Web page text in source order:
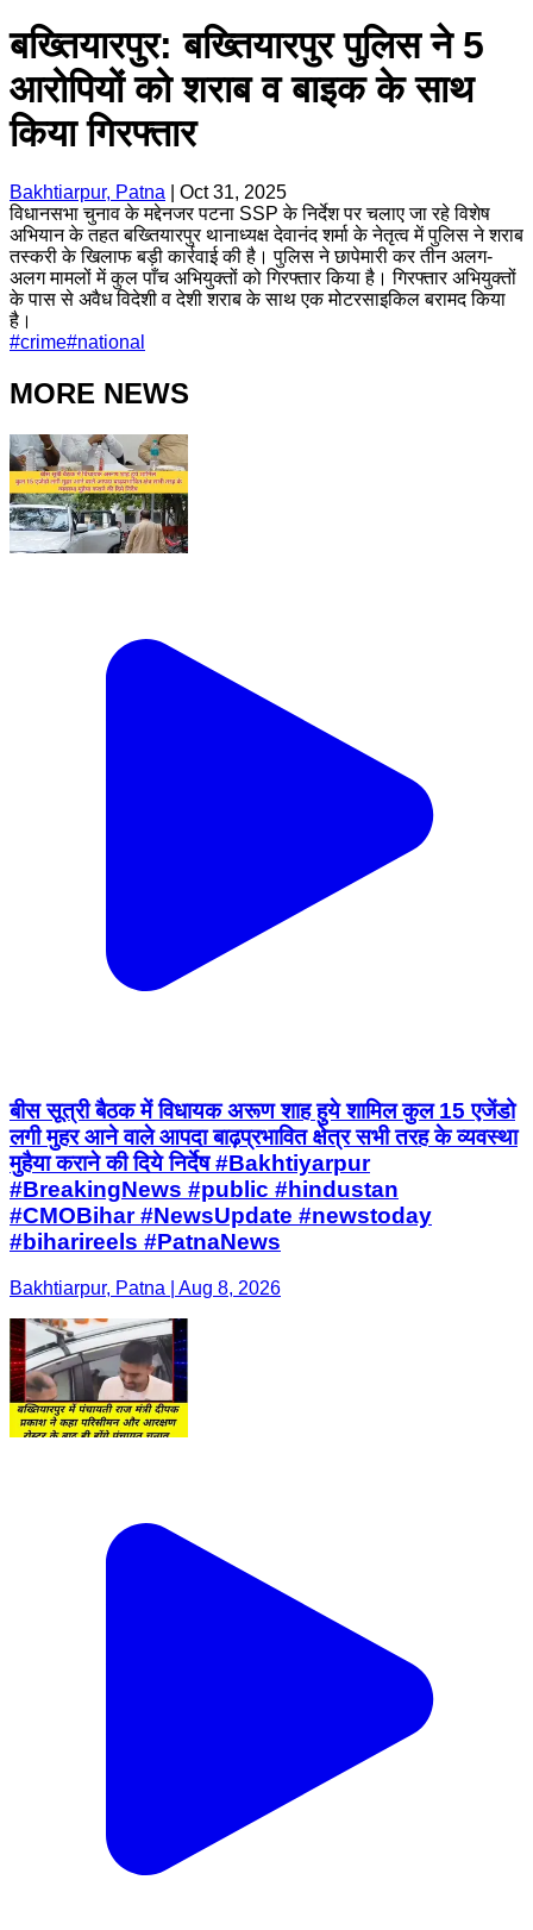
बख्तियारपुर: बख्तियारपुर पुलिस ने 5
आरोपियों को शराब व बाइक के साथ
किया गिरफ्तार
Bakhtiarpur, Patna
Oct 31, 2025
विधानसभा चुनाव के मद्देनजर पटना SSP के निर्देश पर चलाए जा रहे विशेष
अभियान के तहत बख्तियारपुर थानाध्यक्ष देवानंद शर्मा के नेतृत्व में पुलिस ने शराब
तस्करी के खिलाफ बड़ी कार्रवाई की है। पुलिस ने छापेमारी कर तीन अलग-
अलग मामलों में कुल पाँच अभियुक्तों को गिरफ्तार किया है। गिरफ्तार अभियुक्तों
के पास से अवैध विदेशी व देशी शराब के साथ एक मोटरसाइकिल बरामद किया
है।
#crime#national
MORE NEWS
बीस सूत्री बैठक में विधायक अरूण शाह हुये शामिल कुल 15 एजेंडो
लगी मुहर आने वाले आपदा बाढ़प्रभावित क्षेत्र सभी तरह के व्यवस्था
मुहैया कराने की दिये निर्देष #Bakhtiyarpur
#BreakingNews #public #hindustan
#CMOBihar #NewsUpdate #newstoday
#biharireels #PatnaNews
Bakhtiarpur, Patna | Aug 8, 2026